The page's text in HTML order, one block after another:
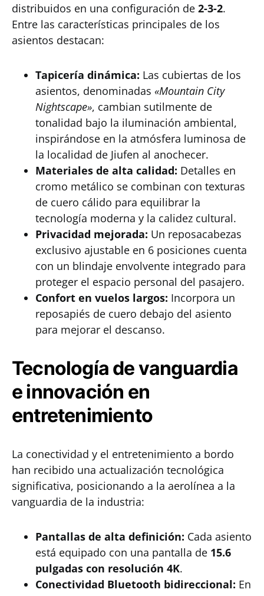
distribuidos en una configuración de 2-3-2.
Entre las características principales de los
asientos destacan:
Tapicería dinámica: Las cubiertas de los
asientos, denominadas «Mountain City
Nightscape», cambian sutilmente de
tonalidad bajo la iluminación ambiental,
inspirándose en la atmósfera luminosa de
la localidad de Jiufen al anochecer.
Materiales de alta calidad: Detalles en
cromo metálico se combinan con texturas
de cuero cálido para equilibrar la
tecnología moderna y la calidez cultural.
Privacidad mejorada: Un reposacabezas
exclusivo ajustable en 6 posiciones cuenta
con un blindaje envolvente integrado para
proteger el espacio personal del pasajero.
Confort en vuelos largos: Incorpora un
reposapiés de cuero debajo del asiento
para mejorar el descanso.
Tecnología de vanguardia
e innovación en
entretenimiento
La conectividad y el entretenimiento a bordo
han recibido una actualización tecnológica
significativa, posicionando a la aerolínea a la
vanguardia de la industria:
Pantallas de alta definición: Cada asiento
está equipado con una pantalla de 15.6
pulgadas con resolución 4K.
Conectividad Bluetooth bidireccional: En